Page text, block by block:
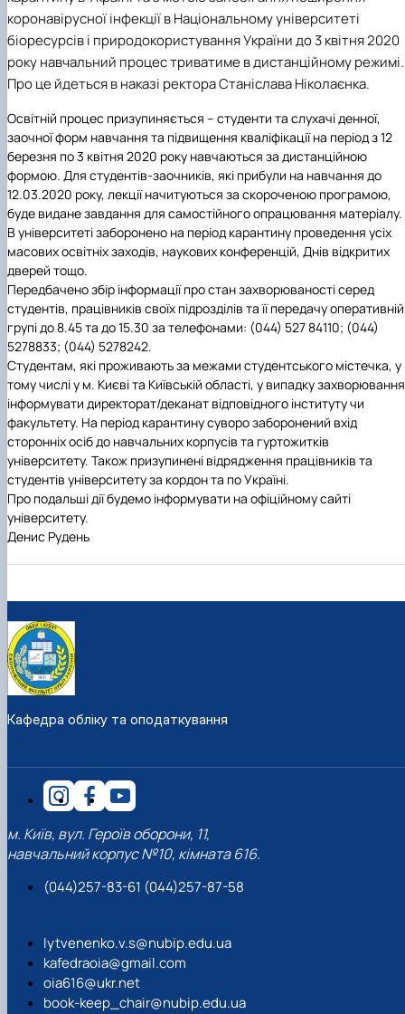
коронавірусної інфекції в Національному університеті
біоресурсів і природокористування України до 3 квітня 2020
року навчальний процес триватиме в дистанційному режимі.
Про це йдеться в наказі ректора Станіслава Ніколаєнка.
Освітній процес призупиняється – студенти та слухачі денної,
заочної форм навчання та підвищення кваліфікації на період з 12
березня по 3 квітня 2020 року навчаються за дистанційною
формою. Для студентів-заочників, які прибули на навчання до
12.03.2020 року, лекції начитуються за скороченою програмою,
буде видане завдання для самостійного опрацювання матеріалу.
В університеті заборонено на період карантину проведення усіх
масових освітніх заходів, наукових конференцій, Днів відкритих
дверей тощо.
Передбачено збір інформації про стан захворюваності серед
студентів, працівників своїх підрозділів та її передачу оперативній
групі до 8.45 та до 15.30 за телефонами: (044) 527 84110; (044)
5278833; (044) 5278242.
Студентам, які проживають за межами студентського містечка, у
тому числі у м. Києві та Київській області, у випадку захворювання
інформувати директорат/деканат відповідного інституту чи
факультету. На період карантину суворо заборонений вхід
сторонніх осіб до навчальних корпусів та гуртожитків
університету. Також призупинені відрядження працівників та
студентів університету за кордон та по Україні.
Про подальші дії будемо інформувати на офіційному сайті
університету.
Денис Рудень
Кафедра обліку та оподаткування
м. Київ, вул. Героїв оборони, 11,
навчальний корпус №10, кімната 616.
(044)257-83-61 (044)257-87-58
lytvenenko.v.s@nubip.edu.ua
kafedraoia@gmail.com
oia616@ukr.net
book-keep_chair@nubip.edu.ua